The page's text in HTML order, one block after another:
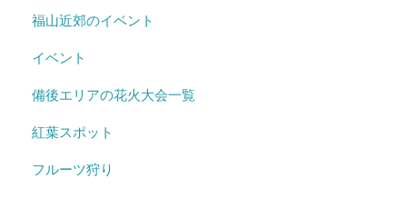
福山近郊のイベント
イベント
備後エリアの花火大会一覧
紅葉スポット
フルーツ狩り